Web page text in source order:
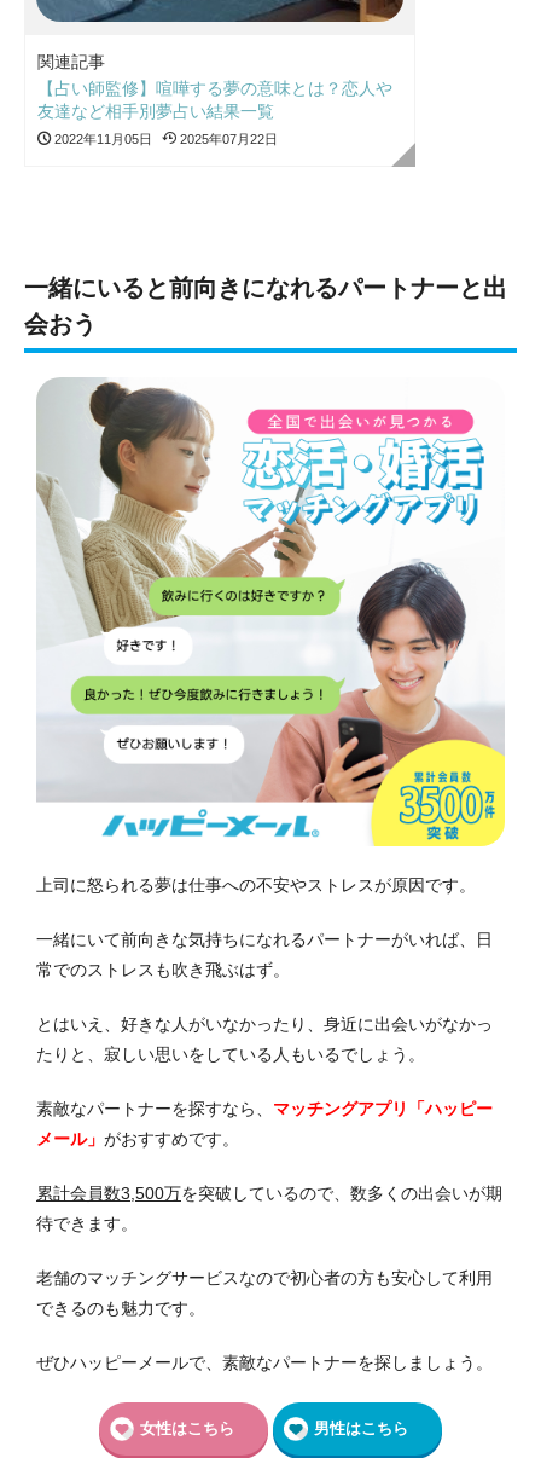
関連記事
【占い師監修】喧嘩する夢の意味とは？恋人や
友達など相手別夢占い結果一覧
2022年11月05日 2025年07月22日
一緒にいると前向きになれるパートナーと出
会おう
上司に怒られる夢は仕事への不安やストレスが原因です。
一緒にいて前向きな気持ちになれるパートナーがいれば、日
常でのストレスも吹き飛ぶはず。
とはいえ、好きな人がいなかったり、身近に出会いがなかっ
たりと、寂しい思いをしている人もいるでしょう。
素敵なパートナーを探すなら、 マッチングアプリ「ハッピー
メール」 がおすすめです。
累計会員数3,500万を突破しているので、数多くの出会いが期
待できます。
老舗のマッチングサービスなので初心者の方も安心して利用
できるのも魅力です。
ぜひハッピーメールで、素敵なパートナーを探しましょう。
女性はこちら 男性はこちら